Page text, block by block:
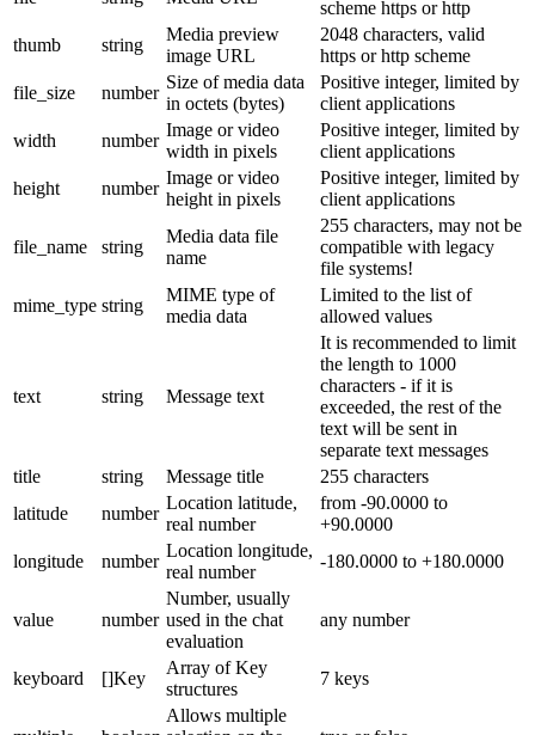
scheme https or http
thumb
string
Media preview
image URL
2048 characters, valid
https or http scheme
file_size
number
Size of media data
in octets (bytes)
Positive integer, limited by
client applications
width
number
Image or video
width in pixels
Positive integer, limited by
client applications
height
number
Image or video
height in pixels
Positive integer, limited by
client applications
file_name string
Media data file
name
255 characters, may not be
compatible with legacy
file systems!
mime_type string
MIME type of
media data
Limited to the list of
allowed values
text string Message text
It is recommended to limit
the length to 1000
characters - if it is
exceeded, the rest of the
text will be sent in
separate text messages
title
string Message title
255 characters
latitude
number
Location latitude,
real number
from -90.0000 to
+90.0000
longitude
number
Location longitude,
real number
-180.0000 to +180.0000
value number
Number, usually
used in the chat
evaluation
any number
keyboard []Key
Array of Key
structures
7 keys
Allows multiple